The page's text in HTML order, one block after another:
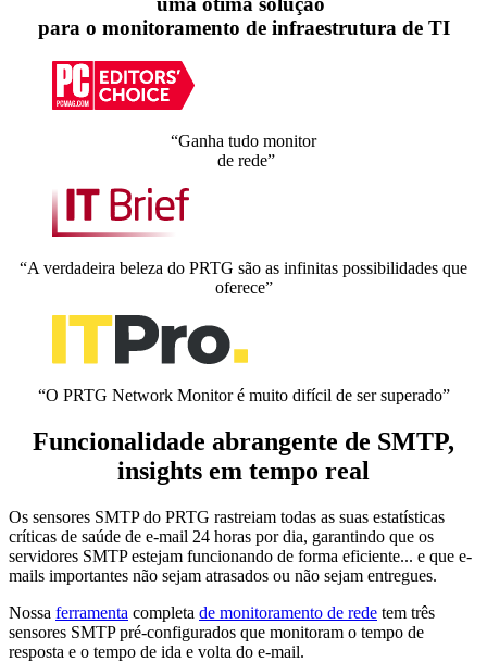
para o monitoramento de infraestrutura de TI
“Ganha tudo monitor
de rede”
“A verdadeira beleza do PRTG são as infinitas possibilidades que
oferece”
“O PRTG Network Monitor é muito difícil de ser superado”
Funcionalidade abrangente de SMTP,
insights em tempo real
Os sensores SMTP do PRTG rastreiam todas as suas estatísticas
críticas de saúde de e-mail 24 horas por dia, garantindo que os
servidores SMTP estejam funcionando de forma eficiente... e que e-
mails importantes não sejam atrasados ou não sejam entregues.
Nossa ferramenta completa de monitoramento de rede tem três
sensores SMTP pré-configurados que monitoram o tempo de
resposta e o tempo de ida e volta do e-mail.